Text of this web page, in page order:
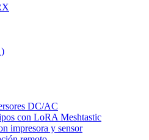
DC/AC
con LoRA Meshtastic
impresora y sensor